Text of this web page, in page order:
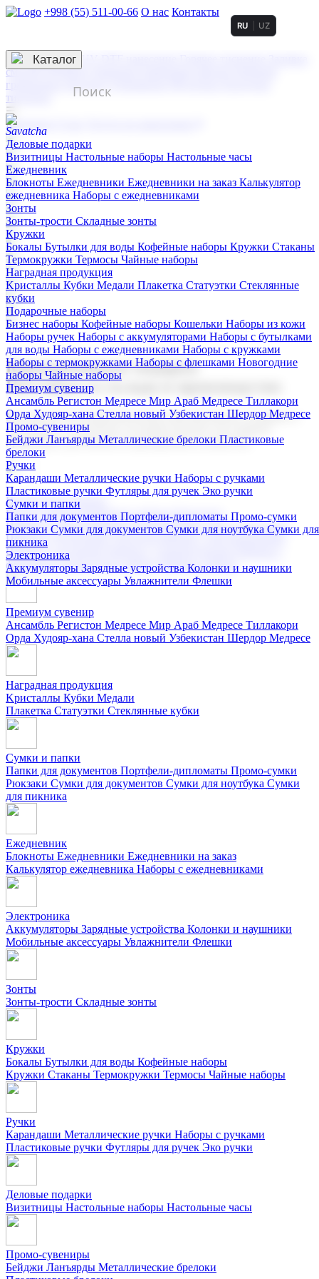
+998 (55) 511-00-66 О нас Контакты
3D гравировка
смолой (Doming)
гравировка твердая
тиснение
RU UZ
☰
Контакты
Каталог
Деловые подарки
Визитницы Настольные наборы Настольные часы
Ежедневник
Блокноты Ежедневники Ежедневники на заказ Калькулятор
ежедневника Наборы с ежедневниками
Зонты
Зонты-трости Складные зонты
Кружки
Бокалы Бутылки для воды Кофейные наборы Кружки Стаканы
Термокружки Термосы Чайные наборы
Наградная продукция
Kристаллы Кубки Медали Плакетка Статуэтки Стеклянные
кубки
Подарочные наборы
Бизнес наборы Кофейные наборы Кошельки Наборы из кожи
Наборы ручек Наборы с аккумуляторами Наборы с бутылками
для воды Наборы с ежедневниками Наборы с кружками
Наборы с термокружками Наборы с флешками Новогодние
наборы Чайные наборы
Премиум сувенир
Ансамбль Регистон Медресе Мир Араб Медресе Тиллакори
Орда Худояр-хана Стелла новый Узбекистан Шердор Медресе
Промо-сувениры
Бейджи Ланъярды Металлические брелоки Пластиковые
брелоки
Ручки
Карандаши Металлические ручки Наборы с ручками
Пластиковые ручки Футляры для ручек Эко ручки
Сумки и папки
Папки для документов Портфели-дипломаты Промо-сумки
Рюкзаки Сумки для документов Сумки для ноутбука Сумки для
пикника
Электроника
Аккумуляторы Зарядные устройства Колонки и наушники
Мобильные аксессуары Увлажнители Флешки
Корпоративные подарки
Поставка со склада и производство
Мы предлагаем широкий выбор корпоративных подарков и
сувениров с логотипом. В нашем каталоге вы найдете
продукцию для бизнеса, мероприятия и клиентов.
Подарочные наборы
Бизнес наборыКофейные наборы Кошельки
Наборы из кожиНаборы ручекНаборы с аккумуляторами
Наборы с бутылками для воды
Наборы с ежедневниками
Наборы с кружками
флешкамиНовогодние наборыЧайные наборы
Премиум сувенир
Ансамбль Регистон Медресе Мир Араб Медресе Тиллакори
Орда Худояр-хана Стелла новый Узбекистан Шердор Медресе
Наградная продукция
Kристаллы Кубки Медали
Плакетка Статуэтки Стеклянные кубки
Сумки и папки
Папки для документов Портфели-дипломаты Промо-сумки
Рюкзаки Сумки для документов Сумки для ноутбука Сумки
для пикника
Ежедневник
Блокноты Ежедневники Ежедневники на заказ
Калькулятор ежедневника Наборы с ежедневниками
Электроника
Аккумуляторы Зарядные устройства Колонки и наушники
Мобильные аксессуары Увлажнители Флешки
Зонты
Зонты-трости Складные зонты
Кружки
Бокалы Бутылки для воды Кофейные наборы
Кружки Стаканы Термокружки Термосы Чайные наборы
Ручки
Карандаши Металлические ручки Наборы с ручками
Пластиковые ручки Футляры для ручек Эко ручки
Деловые подарки
Визитницы Настольные наборы Настольные часы
Промо-сувениры
Бейджи Ланъярды Металлические брелоки